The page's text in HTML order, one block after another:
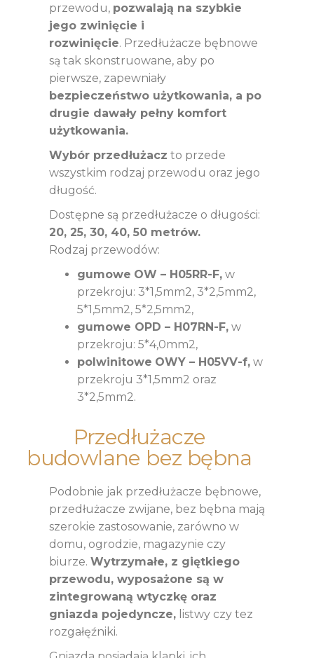
przewodu, pozwalają na szybkie
jego zwinięcie i
rozwinięcie. Przedłużacze bębnowe
są tak skonstruowane, aby po
pierwsze, zapewniały
bezpieczeństwo użytkowania, a po
drugie dawały pełny komfort
użytkowania.
Wybór przedłużacz to przede
wszystkim rodzaj przewodu oraz jego
długość.
Dostępne są przedłużacze o długości:
20, 25, 30, 40, 50 metrów.
Rodzaj przewodów:
gumowe OW – H05RR-F, w
przekroju: 3*1,5mm2, 3*2,5mm2,
5*1,5mm2, 5*2,5mm2,
gumowe OPD – H07RN-F, w
przekroju: 5*4,0mm2,
polwinitowe OWY – H05VV-f, w
przekroju 3*1,5mm2 oraz
3*2,5mm2.
Przedłużacze
budowlane bez bębna
Podobnie jak przedłużacze bębnowe,
przedłużacze zwijane, bez bębna mają
szerokie zastosowanie, zarówno w
domu, ogrodzie, magazynie czy
biurze. Wytrzymałe, z giętkiego
przewodu, wyposażone są w
zintegrowaną wtyczkę oraz
gniazda pojedyncze, listwy czy tez
rozgałęźniki.